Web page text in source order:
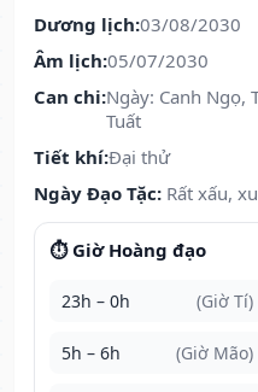
Dương lịch:03/08/2030
Âm lịch:05/07/2030
Can chi:Ngày: Canh Ngọ,
Tuất
Tiết khí:Đại thử
Ngày Đạo Tặc: Rất xấu,
⏱️ Giờ Hoàng đạo
23h – 0h (Giờ Tí)
5h – 6h (Giờ Mão)